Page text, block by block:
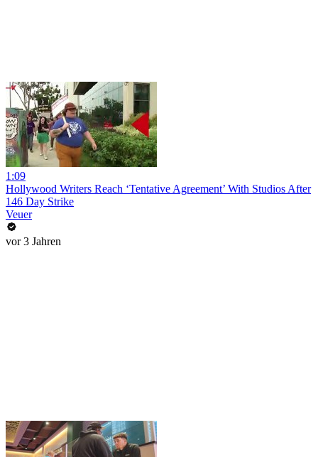
1:09
Hollywood Writers Reach ‘Tentative Agreement’ With Studios After
146 Day Strike
Veuer
vor 3 Jahren